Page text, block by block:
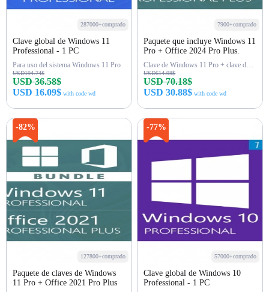
287000+comprado
Clave global de Windows 11
Professional - 1 PC
Para uso del sistema Windows 11 Pro
USD194.74$
USD 36.58$
USD 16.09$ with code wd
7900+comprado
Paquete que incluye Windows 11
Pro + Office 2024 Pro Plus.
Clave de Windows 11 Pro + clave de Office 2024 Pro Plus
USD614.98$
USD 70.18$
USD 30.88$ with code wd
-82%
127800+comprado
Paquete de claves de Windows
11 Pro + Office 2021 Pro Plus
-77%
57000+comprado
Clave global de Windows 10
Professional - 1 PC